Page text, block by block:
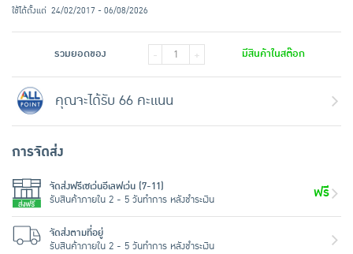
ใช้ได้ตั้งแต่ 24/02/2017 - 06/08/2026
รวมยอดของ - + มีสินค้าในสต๊อก
คุณจะได้รับ 66 คะแนน
การจัดส่ง
จัดส่งฟรีเซเว่นอีเลฟเว่น (7-11)
รับสินค้าภายใน 2 - 5 วันทำการ หลังชำระเงิน
ฟรี
จัดส่งตามที่อยู่
รับสินค้าภายใน 2 - 5 วันทำการ หลังชำระเงิน